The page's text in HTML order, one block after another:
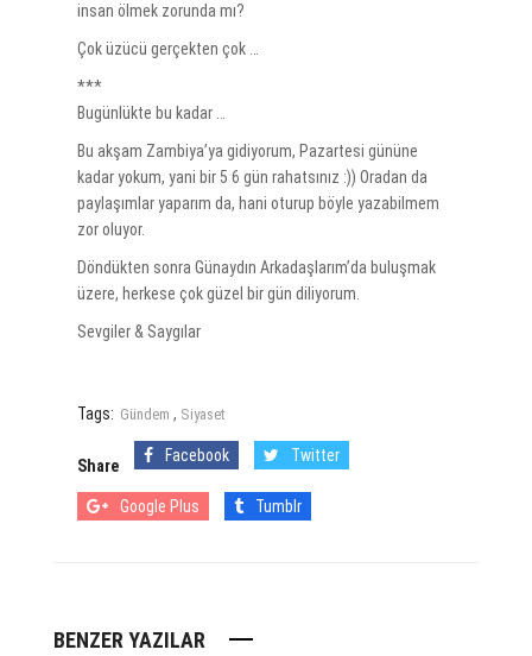
insan ölmek zorunda mı?
Çok üzücü gerçekten çok …
***
Bugünlükte bu kadar …
Bu akşam Zambiya’ya gidiyorum, Pazartesi gününe
kadar yokum, yani bir 5 6 gün rahatsınız :)) Oradan da
paylaşımlar yaparım da, hani oturup böyle yazabilmem
zor oluyor.
Döndükten sonra Günaydın Arkadaşlarım’da buluşmak
üzere, herkese çok güzel bir gün diliyorum.
Sevgiler & Saygılar
Tags: Gündem , Siyaset
Share
Facebook Twitter
Google Plus Tumblr
BENZER YAZILAR